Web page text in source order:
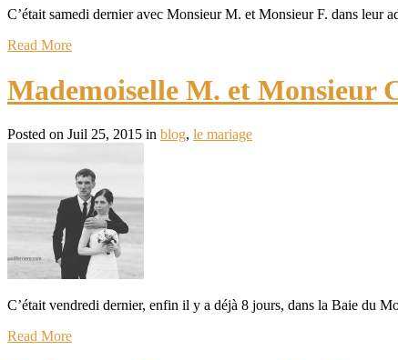
C’était samedi dernier avec Monsieur M. et Monsieur F. dans leur
Read More
Mademoiselle M. et Monsieur
Posted on Juil 25, 2015 in blog, le mariage
C’était vendredi dernier, enfin il y a déjà 8 jours, dans la Baie du
Read More